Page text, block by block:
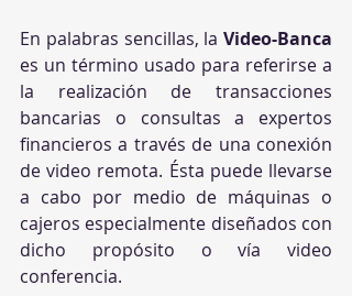
En palabras sencillas, la Video-Banca
es un término usado para referirse a
la realización de transacciones
bancarias o consultas a expertos
financieros a través de una conexión
de video remota. Ésta puede llevarse
a cabo por medio de máquinas o
cajeros especialmente diseñados con
dicho propósito o vía video
conferencia.